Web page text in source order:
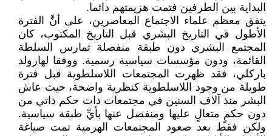
البداية بين الطرفين فتمت هزيمتهم دائما.
يتفق معظم علماء الاجتماع المعاصرين، على أنَّ الفترة
الأطول في التاريخ البشري قبل التاريخ المكتوب، كان
المجتمع البشري دون طبقة منفصلة تمارس السلطة
القائمة، ودون مؤسسات سياسية رسمية. ووفقا لهارولد
باركلي، فقد ظهرت المجتمعات اللاسلطوية قبل فترة
طويلة من وجود اللاسلطوية كنظرية واضحة، حيث عاش
البشر منذ آلاف السنين في مجتمعات ذات حكم ذاتي من
دون حكمٍ متعالٍ عليها ومنفصل عنها بأيِّ طبقة سياسية.
ولكن فقط بعد صعود المجتمعات الهرمية تمت صياغة